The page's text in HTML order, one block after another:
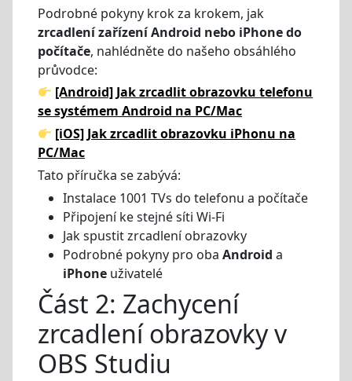
Podrobné pokyny krok za krokem, jak
zrcadlení zařízení Android nebo iPhone do
počítače, nahlédněte do našeho obsáhlého
průvodce:
[Android] Jak zrcadlit obrazovku telefonu
se systémem Android na PC/Mac
[iOS] Jak zrcadlit obrazovku iPhonu na
PC/Mac
Tato příručka se zabývá:
Instalace 1001 TVs do telefonu a počítače
Připojení ke stejné síti Wi-Fi
Jak spustit zrcadlení obrazovky
Podrobné pokyny pro oba Android a
iPhone uživatelé
Část 2: Zachycení
zrcadlení obrazovky v
OBS Studiu